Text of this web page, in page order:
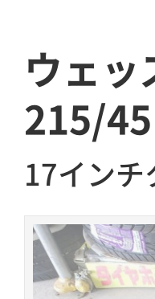
ウェ
215/
17インチ